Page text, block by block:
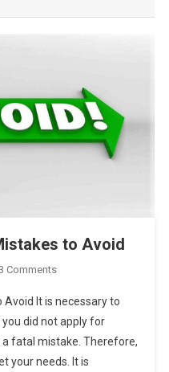
to Avoid
CommentsOn
Primary
Insurance
Mistakes
To
It is necessary to
did not apply for
fatal mistake. Therefore,
your needs. It is